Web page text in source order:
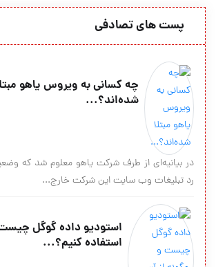
پست های تصادفی
چه کسانی به ویروس یاهو
شده‌اند؟...
در بیانیه‌ای از طرف شرکت یاهو معلوم شد که
رد تبلیغات وب سایت این شرکت خارج...
استودیو داده گوگل
استفاده کنیم؟...